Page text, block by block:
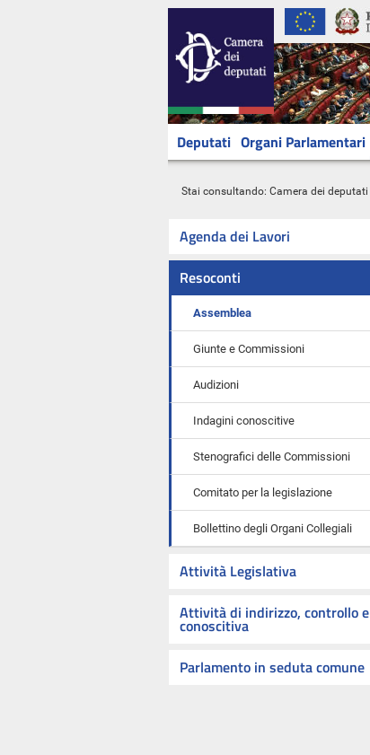
Deputati Organi Parlamentari
Stai consultando: Camera dei deputati
Agenda dei Lavori
Resoconti
Assemblea
Giunte e Commissioni
Audizioni
Indagini conoscitive
Stenografici delle Commissioni
Comitato per la legislazione
Bollettino degli Organi Collegiali
Attività Legislativa
Attività di indirizzo, controllo e
conoscitiva
Parlamento in seduta comune